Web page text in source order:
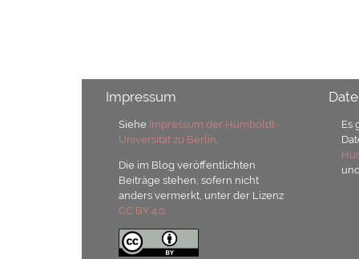
Impressum
Siehe Impressum der Humboldt-
Universität zu Berlin
Die im Blog veröffentlichten
Beiträge stehen, sofern nicht
anders vermerkt, unter der Lizenz
CC BY 4.0.
Es